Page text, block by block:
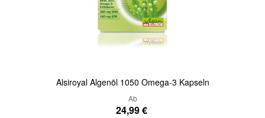
Alsiroyal Algenöl 1050 Omega-3 Kapseln
Ab
24,99 €